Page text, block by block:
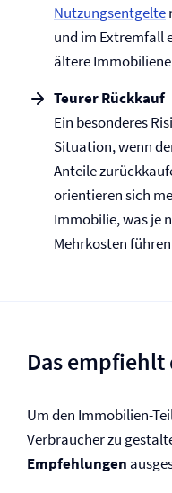
Nutzungsentgelte
und im Extremfall
ältere
Teurer Rückkauf
Ein besonderes
Situation, wenn
Anteile
orientieren sich
Immobilie, was je
Mehrkosten
Das empfiehlt
Um den Immobilien-
Verbraucher zu
Empfehlungen